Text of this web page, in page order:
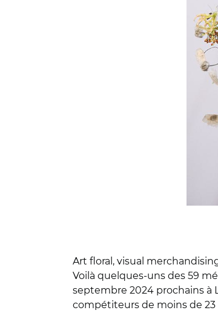
Art floral, visual
Voilà quelques-uns des 59
septembre 2024 prochains à
compétiteurs de moins de 23